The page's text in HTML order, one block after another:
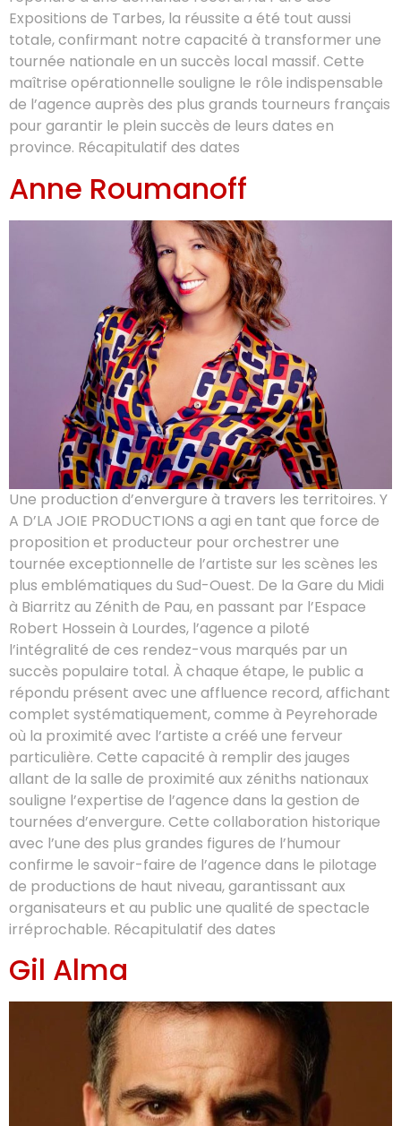
Expositions de Tarbes, la réussite a été tout aussi
totale, confirmant notre capacité à transformer une
tournée nationale en un succès local massif. Cette
maîtrise opérationnelle souligne le rôle indispensable
de l’agence auprès des plus grands tourneurs français
pour garantir le plein succès de leurs dates en
province. Récapitulatif des dates
Anne Roumanoff
Une production d’envergure à travers les territoires. Y
A D’LA JOIE PRODUCTIONS a agi en tant que force de
proposition et producteur pour orchestrer une
tournée exceptionnelle de l’artiste sur les scènes les
plus emblématiques du Sud-Ouest. De la Gare du Midi
à Biarritz au Zénith de Pau, en passant par l’Espace
Robert Hossein à Lourdes, l’agence a piloté
l’intégralité de ces rendez-vous marqués par un
succès populaire total. À chaque étape, le public a
répondu présent avec une affluence record, affichant
complet systématiquement, comme à Peyrehorade
où la proximité avec l’artiste a créé une ferveur
particulière. Cette capacité à remplir des jauges
allant de la salle de proximité aux zéniths nationaux
souligne l’expertise de l’agence dans la gestion de
tournées d’envergure. Cette collaboration historique
avec l’une des plus grandes figures de l’humour
confirme le savoir-faire de l’agence dans le pilotage
de productions de haut niveau, garantissant aux
organisateurs et au public une qualité de spectacle
irréprochable. Récapitulatif des dates
Gil Alma